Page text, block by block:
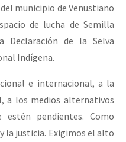
municipio de Venustiano
de lucha de Semilla
Declaración de la Selva
Indígena.
e internacional, a la
a los medios alternativos
pendientes. Como
la justicia. Exigimos el alto